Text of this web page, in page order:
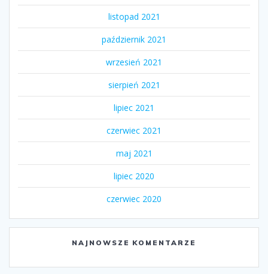
listopad 2021
październik 2021
wrzesień 2021
sierpień 2021
lipiec 2021
czerwiec 2021
maj 2021
lipiec 2020
czerwiec 2020
NAJNOWSZE KOMENTARZE